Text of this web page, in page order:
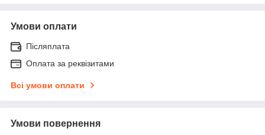
Умови оплати
Післяплата
Оплата за реквізитами
Всі умови оплати
Умови повернення